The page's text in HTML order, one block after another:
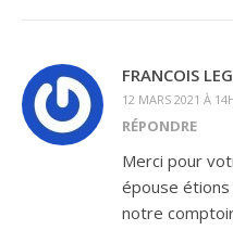
FRANCOIS
12 MARS 2021 À
RÉPONDRE
Merci pour
épouse
notre